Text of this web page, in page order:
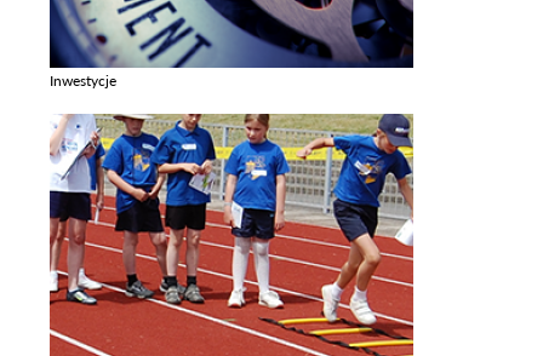
Inwestycje